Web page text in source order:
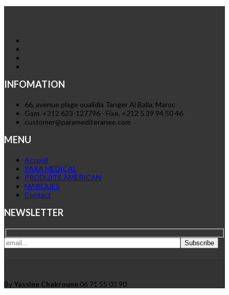
INFOMATION
66, avenue plage oualidia Tanger Al Balia, Maroc
Gsm. +212 623-127796 - Fixe. +212 5 39 94 50 46
customer@paramediteranee.com
MENU
Accueil
PARA MEDICAL
PRODUITS AMERICAN
MARQUES
Contact
NEWSLETTER
By Yassine Chakroune 06 71 55 03 90